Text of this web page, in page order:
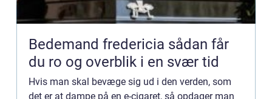
Bedemand fredericia sådan får
du ro og overblik i en svær tid
Hvis man skal bevæge sig ud i den verden, som
det er at dampe på en e-cigaret, så opdager man